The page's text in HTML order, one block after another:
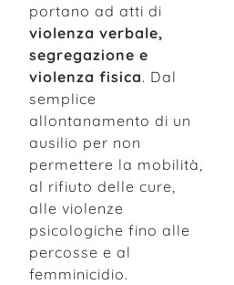
portano ad atti di
violenza verbale,
segregazione e
violenza fisica. Dal
semplice
allontanamento di un
ausilio per non
permettere la mobilità,
al rifiuto delle cure,
alle violenze
psicologiche fino alle
percosse e al
femminicidio.